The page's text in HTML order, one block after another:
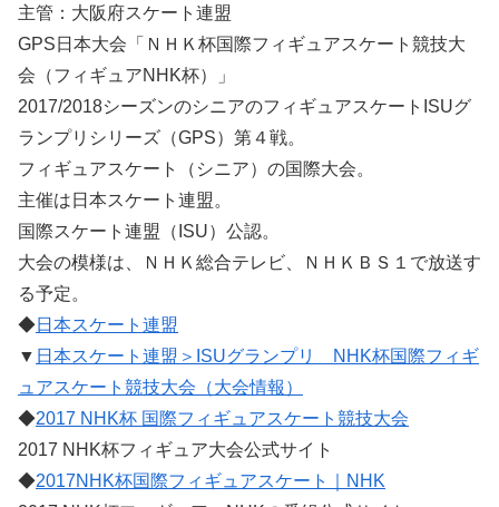
主管：大阪府スケート連盟
GPS日本大会「ＮＨＫ杯国際フィギュアスケート競技大
会（フィギュアNHK杯）」
2017/2018シーズンのシニアのフィギュアスケートISUグ
ランプリシリーズ（GPS）第４戦。
フィギュアスケート（シニア）の国際大会。
主催は日本スケート連盟。
国際スケート連盟（ISU）公認。
大会の模様は、ＮＨＫ総合テレビ、ＮＨＫＢＳ１で放送す
る予定。
◆日本スケート連盟
▼ 日本スケート連盟＞ISUグランプリ NHK杯国際フィギ
ュアスケート競技大会（大会情報）
◆2017 NHK杯 国際フィギュアスケート競技大会
2017 NHK杯フィギュア大会公式サイト
◆2017NHK杯国際フィギュアスケート｜NHK